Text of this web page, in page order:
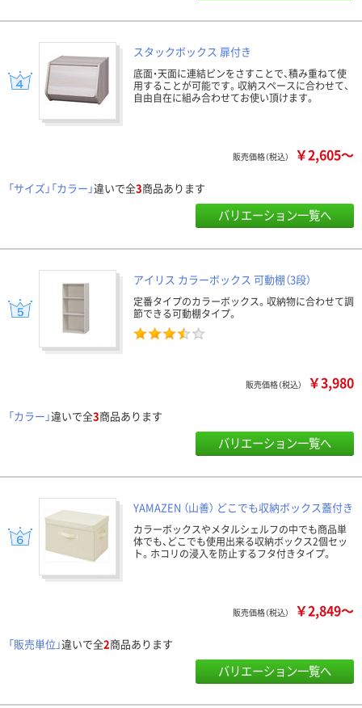
スタックボックス 扉付き
底面・天面に連結ピンをさすことで、積み重ねて使
用することが可能です。収納スペースに合わせて、
自由自在に組み合わせてお使い頂けます。
販売価格（税込） ￥2,605～
「サイズ」「カラー」違いで全3商品あります
バリエーション一覧へ
アイリス カラーボックス 可動棚（3段）
定番タイプのカラーボックス。収納物に合わせて調
節できる可動棚タイプ。
販売価格（税込） ￥3,980
「カラー」違いで全3商品あります
バリエーション一覧へ
YAMAZEN （山善） どこでも収納ボックス蓋付き
カラーボックスやメタルシェルフの中でも商品単
体でも、どこでも使用出来る収納ボックス2個セッ
ト。ホコリの浸入を防止するフタ付きタイプ。
販売価格（税込） ￥2,849～
「販売単位」違いで全2商品あります
バリエーション一覧へ